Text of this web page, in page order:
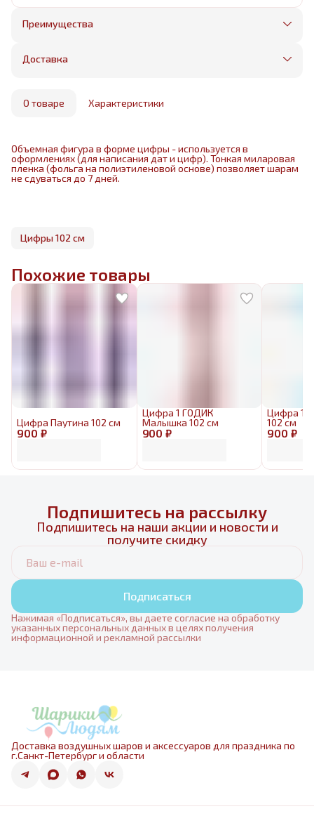
Преимущества
Оплата частями в Сплит
Бесплатная доставка в пределах КАД
маркетплейса
Доставка
О товаре Характеристики
Объемная фигура в форме цифры - используется в
оформлениях (для написания дат и цифр). Тонкая миларовая
пленка (фольга на полиэтиленовой основе) позволяет шарам
не сдуваться до 7 дней.
Цифры 102 см
Похожие товары
900 ₽
Цифра Паутина 102 см
900 ₽
Цифра 1 ГОДИК
Малышка 102 см
900 ₽
Цифра 1
102 см
Подпишитесь на рассылку
Подпишитесь на наши акции и новости и
получите скидку
Подписаться
Нажимая «Подписаться», вы даете согласие на обработку
указанных персональных данных в целях получения
информационной и рекламной рассылки
Доставка воздушных шаров и аксессуаров для праздника по
г.Санкт-Петербург и области